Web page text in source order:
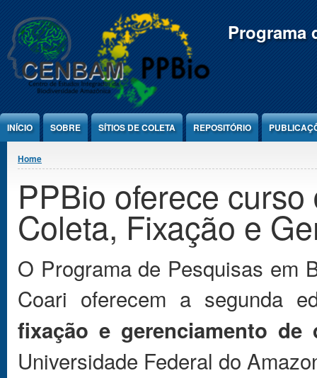
Programa
INÍCIO SOBRE SÍTIOS DE COLETA REPOSITÓRIO
You are here
Home
PPBio oferece
Coleta, Fixação e
O Programa de Pesquisas em
Coari oferecem a segunda
fixação e gerenciamento de
Universidade Federal do